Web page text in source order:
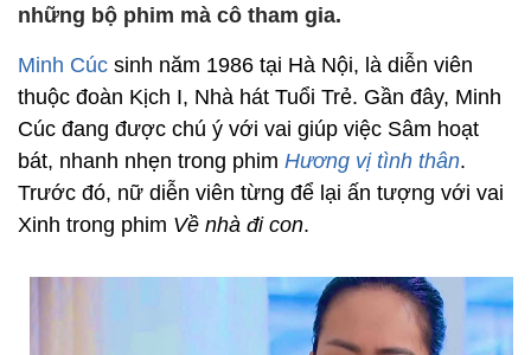
những bộ phim mà cô tham gia.
Minh Cúc sinh năm 1986 tại Hà Nội, là diễn viên
thuộc đoàn Kịch I, Nhà hát Tuổi Trẻ. Gần đây, Minh
Cúc đang được chú ý với vai giúp việc Sâm hoạt
bát, nhanh nhẹn trong phim Hương vị tình thân.
Trước đó, nữ diễn viên từng để lại ấn tượng với vai
Xinh trong phim Về nhà đi con.